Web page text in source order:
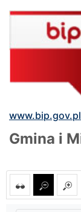
www.bip.gov.pl
Gmina i